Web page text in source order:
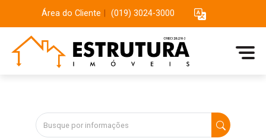
Área do Cliente (019) 3024-3000